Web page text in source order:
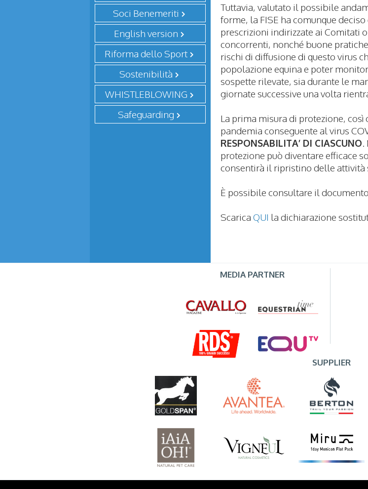
Soci Benemeriti
English version
Riforma dello Sport
Sostenibilità
WHISTLEBLOWING
Safeguarding
Tuttavia, valutato il possibile
forme, la FISE ha comunque
prescrizioni indirizzate ai Comitati
concorrenti, nonché buone
rischi di diffusione di questo virus
popolazione equina e poter
sospette rilevate, sia durante le
giornate successive una volta
La prima misura di protezione, così
pandemia conseguente al virus
RESPONSABILITA’ DI CIASCUNO
protezione può diventare efficace
consentirà il ripristino delle attività
È possibile consultare il documento
Scarica QUI la dichiarazione
MEDIA PARTNER
SUPPLIER